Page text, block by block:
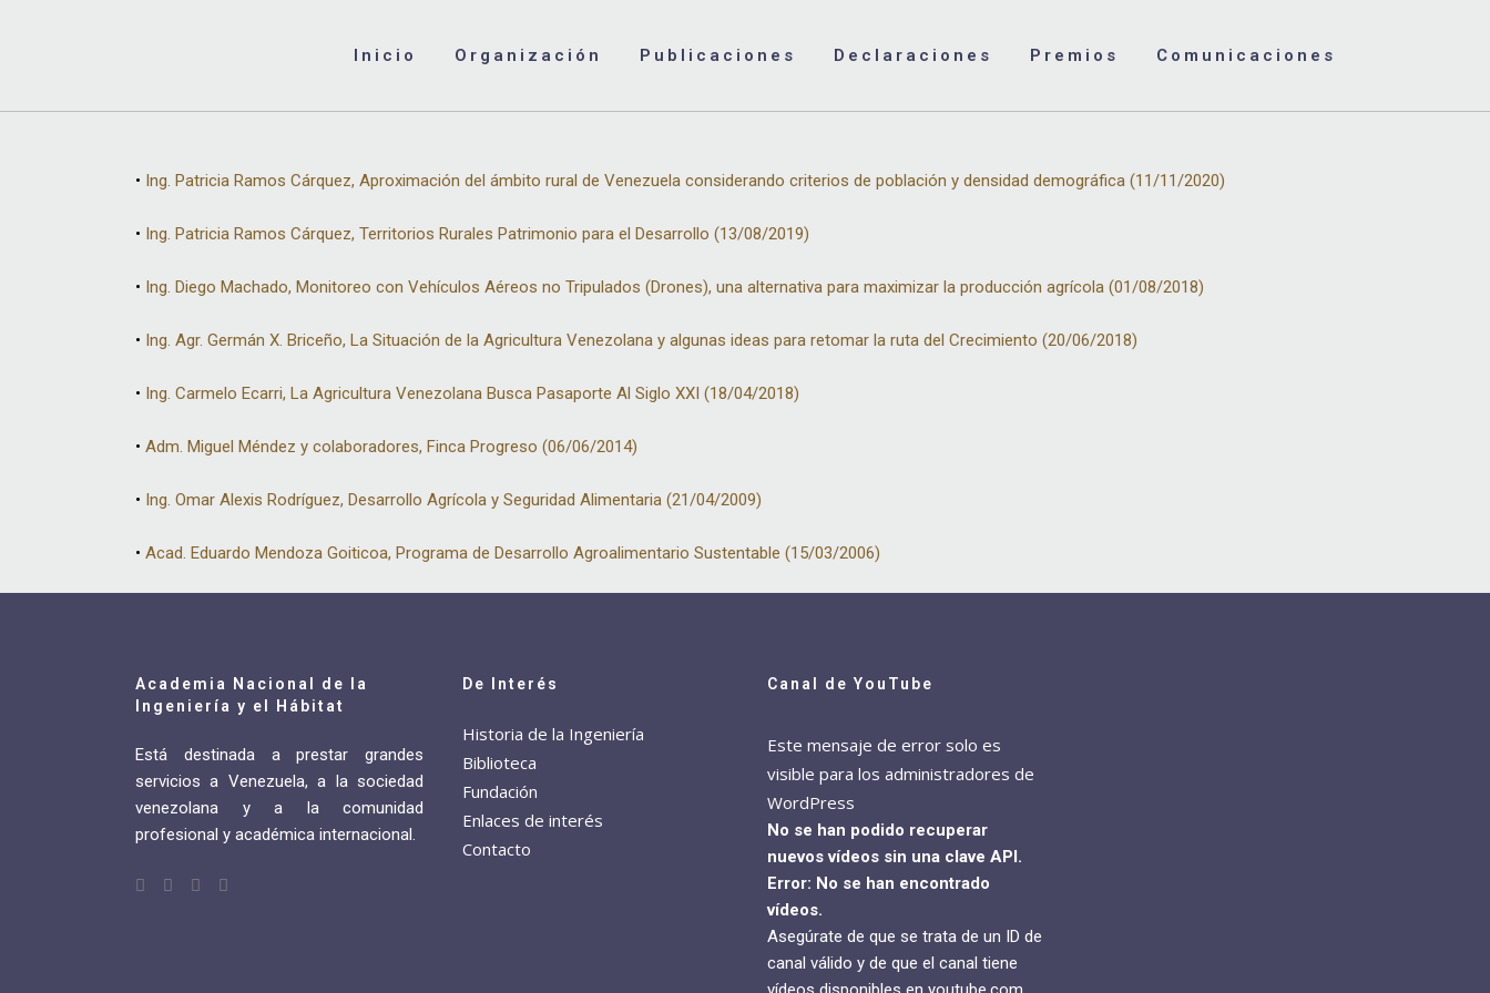
Inicio Organización Publicaciones Declaraciones Premios Comunicaciones
Agricultura
• Ing. Patricia Ramos Cárquez, Aproximación del ámbito rural de Venezuela considerando criterios de población y densidad demográfica (11/11/2020)
• Ing. Patricia Ramos Cárquez, Territorios Rurales Patrimonio para el Desarrollo (13/08/2019)
• Ing. Diego Machado, Monitoreo con Vehículos Aéreos no Tripulados (Drones), una alternativa para maximizar la producción agrícola (01/08/2018)
• Ing. Agr. Germán X. Briceño, La Situación de la Agricultura Venezolana y algunas ideas para retomar la ruta del Crecimiento (20/06/2018)
• Ing. Carmelo Ecarri, La Agricultura Venezolana Busca Pasaporte Al Siglo XXI (18/04/2018)
• Adm. Miguel Méndez y colaboradores, Finca Progreso (06/06/2014)
• Ing. Omar Alexis Rodríguez, Desarrollo Agrícola y Seguridad Alimentaria (21/04/2009)
• Acad. Eduardo Mendoza Goiticoa, Programa de Desarrollo Agroalimentario Sustentable (15/03/2006)
Academia Nacional de la
Ingeniería y el Hábitat
Está destinada a prestar grandes
servicios a Venezuela, a la sociedad
venezolana y a la comunidad
profesional y académica internacional.
De Interés
Historia de la Ingeniería
Biblioteca
Fundación
Enlaces de interés
Contacto
Canal de YouTube
Este mensaje de error solo es
visible para los administradores de
WordPress
No se han podido recuperar
nuevos vídeos sin una clave API.
Error: No se han encontrado
vídeos.
Asegúrate de que se trata de un ID de
canal válido y de que el canal tiene